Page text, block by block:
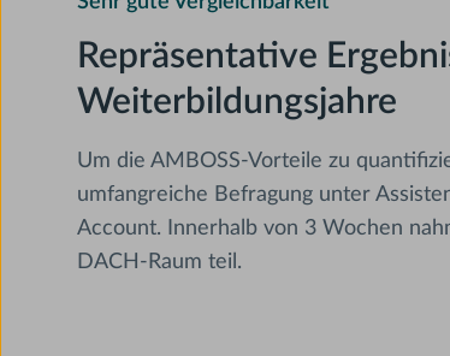
Repräsentative
Weiterbildungsjahre
Um die AMBOSS-Vorteile zu
umfangreiche Befragung unter
Account. Innerhalb von 3 Wochen
DACH-Raum teil.